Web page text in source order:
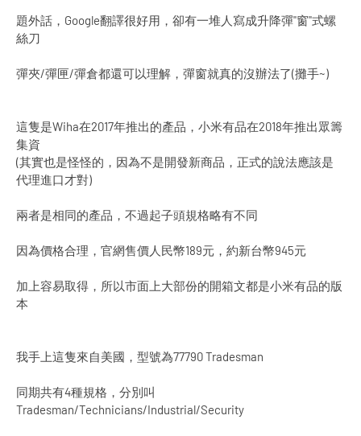
題外話，Google翻譯很好用，卻有一堆人寫成升降彈"窗"式螺
絲刀
彈夾/彈匣/彈倉都還可以理解，彈窗就真的沒辦法了(攤手~)
這隻是Wiha在2017年推出的產品，小米有品在2018年推出眾籌
集資
(其實也是怪怪的，因為不是開發新商品，正式的說法應該是
代理進口才對)
兩者是相同的產品，不過起子頭規格略有不同
因為價格合理，官網售價人民幣189元，約新台幣945元
加上容易取得，所以市面上大部份的開箱文都是小米有品的版
本
我手上這隻來自美國，型號為77790 Tradesman
同期共有4種規格，分別叫
Tradesman/Technicians/Industrial/Security